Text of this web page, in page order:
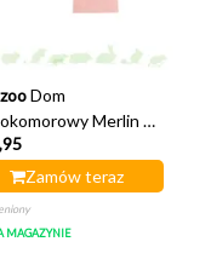
Dom
Merlin 28
Zamów teraz
MAGAZYNIE